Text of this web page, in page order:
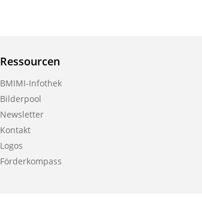
Ressourcen
BMIMI-Infothek
Bilderpool
Newsletter
Kontakt
Logos
Förderkompass